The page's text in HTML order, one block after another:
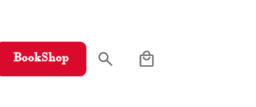
BookShop